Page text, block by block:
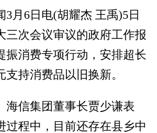
6日电(胡耀杰 王禹)5日
三次会议审议的政府工作报
振消费专项行动，安排超长
支持消费品以旧换新。
信集团董事长贾少谦表
过程中，目前还存在县乡中